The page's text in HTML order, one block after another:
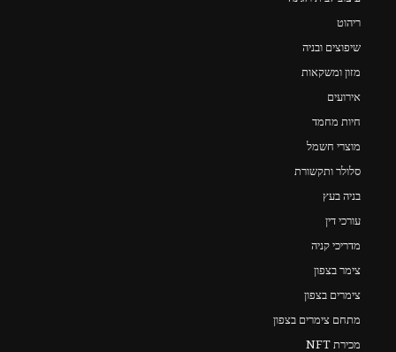
ריהוט
שיפוצים ובניה
מזון ומשקאות
אירועים
חיות מחמד
מוצרי חשמל
סלולר ותקשורת
בניה בעץ
עורכי דין
מדריכי קניה
צימר בצפון
צימרים בצפון
מתחם צימרים בצפון
מכירת NFT